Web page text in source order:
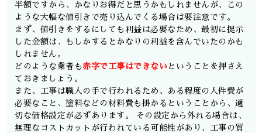
半額ですから、かなりお得だと思うかもしれませんが、この
ような大幅な値引きで売り込んでくる場合は要注意です。
まず、値引きをするにしても利益は必要なため、最初に提示
した金額は、もしかするとかなりの利益を含んでいたのかも
しれません。
どのような業者も赤字で工事はできない ということを押さえ
ておきましょう。
また、工事は職人の手で行われるため、ある程度の人件費が
必要なこと、塗料などの材料費も掛かるということから、適
切な価格設定が必ずあります。 その設定から外れる場合は、
無理なコストカットが行われている可能性があり、工事の質